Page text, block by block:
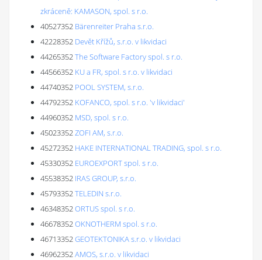
zkráceně: KAMASON, spol. s r.o.
40527352 Bärenreiter Praha s.r.o.
42228352 Devět Křížů, s.r.o. v likvidaci
44265352The Software Factory spol. s r.o.
44566352 KU a FR, spol. s r.o. v likvidaci
44740352 POOL SYSTEM, s.r.o.
44792352 KOFANCO, spol. s r.o. 'v likvidaci'
44960352 MSD, spol. s r.o.
45023352ZOFI AM, s.r.o.
45272352 HAKE INTERNATIONAL TRADING, spol. s r.o.
45330352 EUROEXPORT spol. s r.o.
45538352 IRAS GROUP, s.r.o.
45793352TELEDIN s.r.o.
46348352ORTUS spol. s r.o.
46678352OKNOTHERM spol. s r.o.
46713352GEOTEKTONIKA s.r.o. v likvidaci
46962352AMOS, s.r.o. v likvidaci